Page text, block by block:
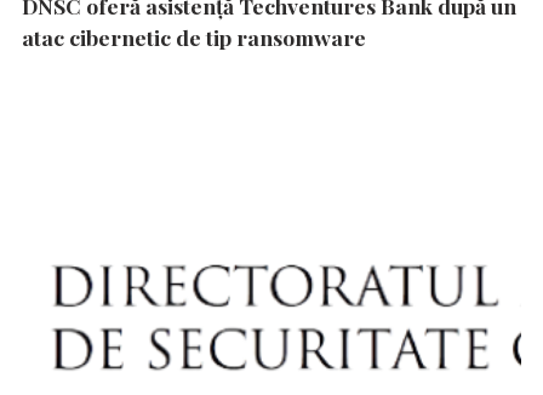
atac cibernetic de tip ransomware